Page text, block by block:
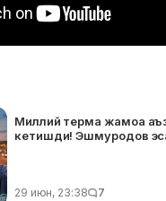
Миллий терма жамоа
кетишди! Эшмуродов
29 июн, 23:38 7